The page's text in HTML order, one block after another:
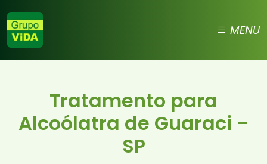
MENU
Tratamento para
Alcoólatra de Guaraci -
SP